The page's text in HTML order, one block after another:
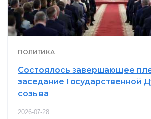
ПОЛИТИКА
Состоялось завершающее
заседание Государственной
созыва
2026-07-28